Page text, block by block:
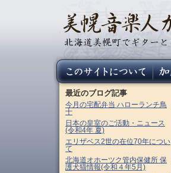
最近のブログ記事
今月の宅配弁当 ハローランチ鳥
十
日本の皇室のご活動・ニュース
(令和4年 夏)
エリザベス2世の在位70年につい
て
北海道オホーツク管内保健所 保
護犬猫情報(令和４年5月)